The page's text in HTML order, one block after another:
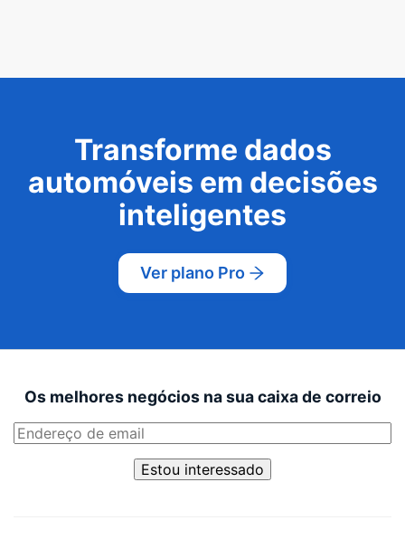
Transforme dados
automóveis em decisões
inteligentes
Ver plano Pro
Os melhores negócios na sua caixa de correio
Estou interessado